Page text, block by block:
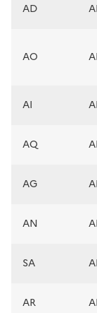
AD
AO
AI
AQ
AG
AN
SA
AR